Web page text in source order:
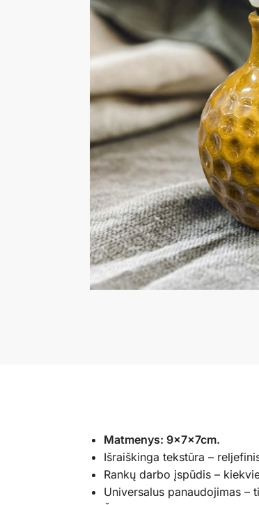
Matmenys: 9x7x7cm.
Išraiškinga tekstūra –
Rankų darbo įspūdis –
Universalus panaudojimas –